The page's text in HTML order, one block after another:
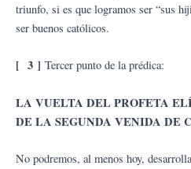
triunfo, si es que logramos ser “sus
ser buenos católicos.
[ 3 ] Tercer punto de la prédica:
LA VUELTA DEL PROFETA
DE LA SEGUNDA VENIDA DE
No podremos, al menos hoy,